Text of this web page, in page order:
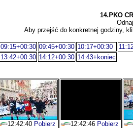
14.PKO
Aby przejść do konkretnej godziny,
09:15+00:30 09:45+00:30 10:17+00:30
13:42+00:30 14:12+00:30 14:43+koniec
12:42:40 Pobierz 12:42:46 Pobierz